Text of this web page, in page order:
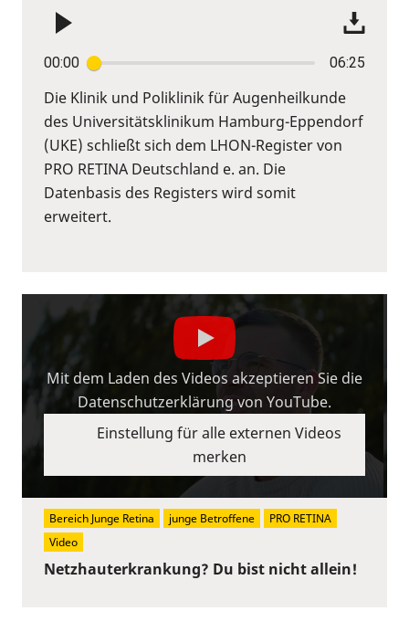
00:00 06:25
Die Klinik und Poliklinik für Augenheilkunde
des Universitätsklinikum Hamburg-Eppendorf
(UKE) schließt sich dem LHON-Register von
PRO RETINA Deutschland e. an. Die
Datenbasis des Registers wird somit
erweitert.
Netzhauterkrankung? Du bist nicht allein!
Mit dem Laden des Videos akzeptieren Sie die
Datenschutzerklärung von YouTube.
Einstellung für alle externen Videos
merken
Bereich Junge Retina junge Betroffene
PRO RETINA
Video